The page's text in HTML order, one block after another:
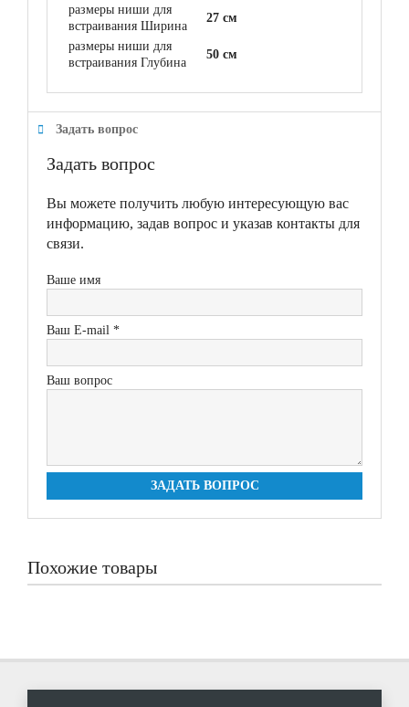
размеры ниши для
встраивания Ширина
27 см
размеры ниши для
встраивания Глубина
50 см
Задать вопрос
Задать вопрос
Вы можете получить любую интересующую вас
информацию, задав вопрос и указав контакты для
связи.
Ваше имя
Ваш E-mail *
Ваш вопрос
ЗАДАТЬ ВОПРОС
Похожие товары